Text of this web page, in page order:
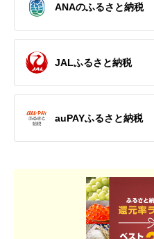
ANAのふるさと納税
JALふるさと納税
auPAYふるさと納税